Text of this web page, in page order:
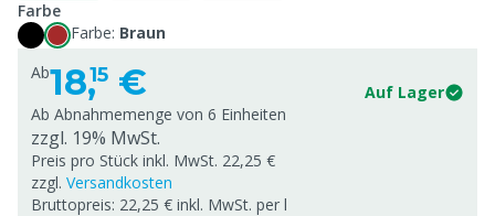
Farbe
Farbe: Braun
Ab18,15 €
Auf Lager
Ab Abnahmemenge von 6 Einheiten
zzgl. 19% MwSt.
Preis pro Stück inkl. MwSt. 22,25 €
zzgl. Versandkosten
Bruttopreis: 22,25 € inkl. MwSt. per l